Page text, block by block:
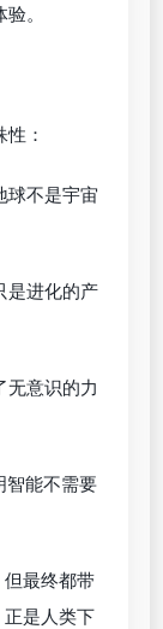
。
：
球不是宇宙
是进化的产
无意识的力
智能不需要
但最终都带
正是人类下